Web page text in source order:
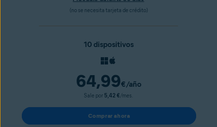
(no se necesita tarjeta de crédito)
10 dispositivos
64,99€/año
Sale por 5,42 €/mes.
Comprar ahora